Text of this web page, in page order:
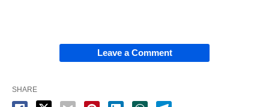
Leave a Comment
SHARE